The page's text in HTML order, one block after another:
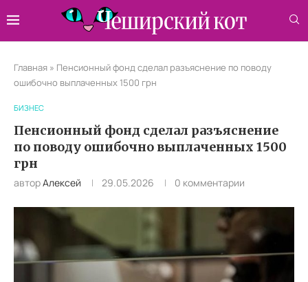
Главная » Пенсионный фонд сделал разъяснение по поводу
ошибочно выплаченных 1500 грн
БИЗНЕС
Пенсионный фонд сделал разъяснение
по поводу ошибочно выплаченных 1500
грн
авторАлексей 29.05.2026 0 комментарии